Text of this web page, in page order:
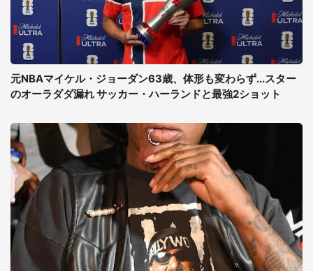
元NBAマイケル・ジョーダン63歳、体形も変わらず...スター
のオーラダダ漏れ サッカー・ハーランドと最強2ショット